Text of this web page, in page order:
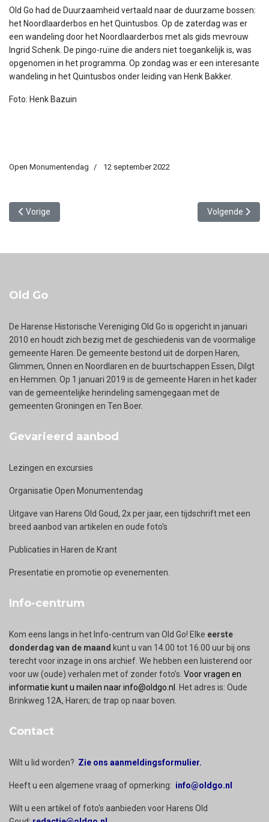
Old Go had de Duurzaamheid vertaald naar de duurzame bossen:
het Noordlaarderbos en het Quintusbos. Op de zaterdag was er
een wandeling door het Noordlaarderbos met als gids mevrouw
Ingrid Schenk. De pingo-ruïne die anders niet toegankelijk is, was
opgenomen in het programma. Op zondag was er een interesante
wandeling in het Quintusbos onder leiding van Henk Bakker.
Foto: Henk Bazuin
Open Monumentendag 12 september 2022
Vorig artikel: Open Monumentendag 2023 daverend succes
Vorige Volgende
Volgende
Old Go
De Harense Historische Vereniging Old Go is opgericht in januari
2010 en houdt zich bezig met de geschiedenis van de voormalige
gemeente Haren. De gemeente bestond uit de dorpen Haren,
Glimmen, Onnen en Noordlaren en de buurtschappen Essen, Dilgt
en Hemmen. Op 1 januari 2019 is de gemeente Haren in het kader
van de gemeentelijke herindeling samengegaan met de
gemeenten Groningen en Ten Boer.
Gevarieerd aanbod
Lezingen en excursies
Organisatie Open Monumentendag
Uitgave van Harens Old Goud, 2x per jaar, een tijdschrift met een
breed aanbod van artikelen en oude foto's
Publicaties in Haren de Krant
Presentatie en promotie op evenementen.
Info-centrum
Kom eens langs in het Info-centrum van Old Go! Elke eerste
donderdag van de maand kunt u van 14.00 tot 16.00 uur bij ons
terecht voor inzage in ons archief. We hebben een luisterend oor
voor uw (oude) verhalen met of zonder foto’s. Voor vragen en
informatie kunt u mailen naar info@oldgo.nl
. Het adres is: Oude
Brinkweg 12A, Haren; de trap op naar boven.
Contact
Wilt u lid worden? Zie ons aanmeldingsformulier.
Heeft u een algemene vraag of opmerking: info@oldgo.nl
Wilt u een artikel of foto's aanbieden voor Harens Old